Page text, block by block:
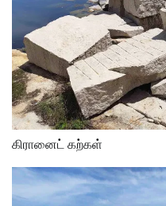
கிரானைட் கற்கள்